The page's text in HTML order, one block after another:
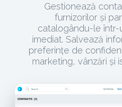
Gestionează
furnizorilor și
catalogându-le într-
imediat. Salvează
preferințe de
marketing, vânzări și